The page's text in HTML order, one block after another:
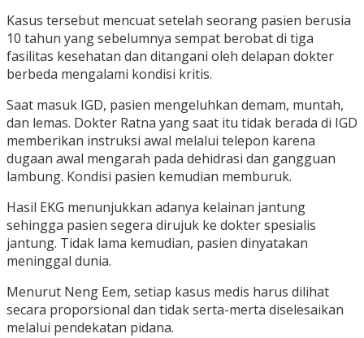
Kasus tersebut mencuat setelah seorang pasien berusia
10 tahun yang sebelumnya sempat berobat di tiga
fasilitas kesehatan dan ditangani oleh delapan dokter
berbeda mengalami kondisi kritis.
Saat masuk IGD, pasien mengeluhkan demam, muntah,
dan lemas. Dokter Ratna yang saat itu tidak berada di IGD
memberikan instruksi awal melalui telepon karena
dugaan awal mengarah pada dehidrasi dan gangguan
lambung. Kondisi pasien kemudian memburuk.
Hasil EKG menunjukkan adanya kelainan jantung
sehingga pasien segera dirujuk ke dokter spesialis
jantung. Tidak lama kemudian, pasien dinyatakan
meninggal dunia.
Menurut Neng Eem, setiap kasus medis harus dilihat
secara proporsional dan tidak serta-merta diselesaikan
melalui pendekatan pidana.